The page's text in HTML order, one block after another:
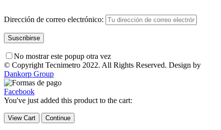
Dirección de correo electrónico:
No mostrar este popup otra vez
© Copyright Tecnimetro 2022. All Rights Reserved. Design by
Dankorp Group
Facebook
You've just added this product to the cart:
View Cart Continue